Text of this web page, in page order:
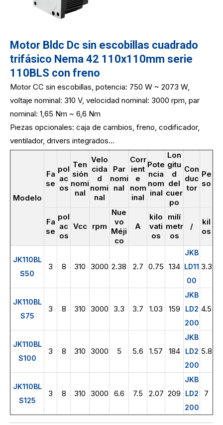
Motor Bldc Dc sin escobillas cuadrado
trifásico Nema 42 110x110mm serie
110BLS con freno
Motor CC sin escobillas, potencia: 750 W ~ 2073 W,
voltaje nominal: 310 V, velocidad nominal: 3000 rpm, par
nominal: 1,65 Nm ~ 6,6 Nm
Piezas opcionales: caja de cambios, freno, codificador,
ventilador, drivers integrados...
Modelo
Fa
se
pol
ac
os
Ten
sión
nomi
nal
Velo
cida
d
nomi
nal
Par
nomi
nal
Corr
ient
e
nom
inal
Pote
ncia
nom
inal
Lon
gitu
d
del
cuer
po
Con
duc
tor
Pe
so
Fa
se
pol
ac
os
Vcc rpm
Nue
vo
Méji
co
A
kilo
vati
os
milí
metr
os
/
kil
os
JK110BL
S50
3 8 310 3000 2.38 2.7 0.75 134
JKB
LD11
00
3.3
JK110BL
S75
3 8 310 3000 3.3 3.7 1.03 159
JKB
LD2
200
4.5
JK110BL
S100
3 8 310 3000 5 5.6 1.57 184
JKB
LD2
200
5.8
JK110BL
S125
3 8 310 3000 6.6 7.5 2.07 209
JKB
LD2
200
7